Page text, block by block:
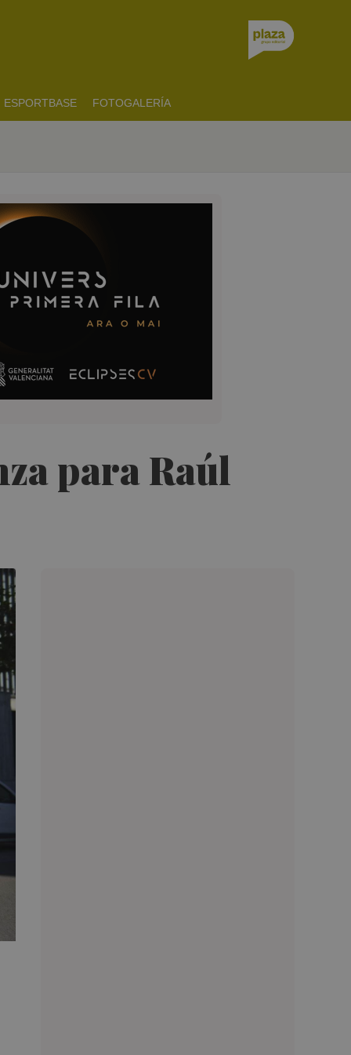
ESPORTBASE FOTOGALERÍA
para Raúl